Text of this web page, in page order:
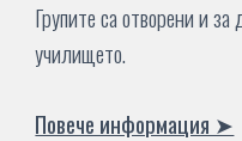
Групите са отворени и
училището.
Повече информация ➤